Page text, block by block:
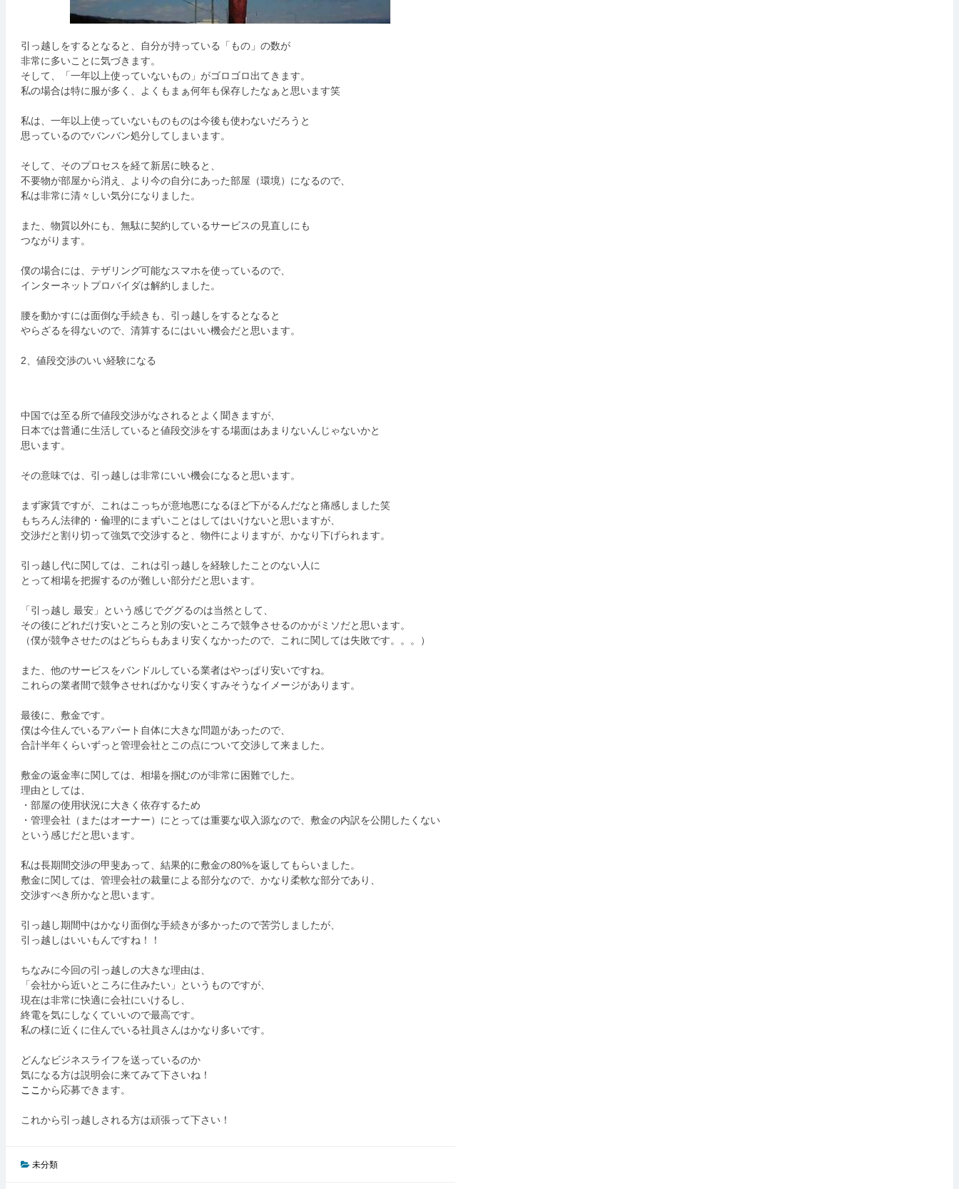
引っ越しをするとなると、自分が持っている「もの」の数が
非常に多いことに気づきます。
そして、「一年以上使っていないもの」がゴロゴロ出てきます。
私の場合は特に服が多く、よくもまぁ何年も保存したなぁと思います笑
私は、一年以上使っていないものものは今後も使わないだろうと
思っているのでバンバン処分してしまいます。
そして、そのプロセスを経て新居に映ると、
不要物が部屋から消え、より今の自分にあった部屋（環境）になるので、
私は非常に清々しい気分になりました。
また、物質以外にも、無駄に契約しているサービスの見直しにも
つながります。
僕の場合には、テザリング可能なスマホを使っているので、
インターネットプロバイダは解約しました。
腰を動かすには面倒な手続きも、引っ越しをするとなると
やらざるを得ないので、清算するにはいい機会だと思います。
2、値段交渉のいい経験になる
中国では至る所で値段交渉がなされるとよく聞きますが、
日本では普通に生活していると値段交渉をする場面はあまりないんじゃないかと
思います。
その意味では、引っ越しは非常にいい機会になると思います。
まず家賃ですが、これはこっちが意地悪になるほど下がるんだなと痛感しました笑
もちろん法律的・倫理的にまずいことはしてはいけないと思いますが、
交渉だと割り切って強気で交渉すると、物件によりますが、かなり下げられます。
引っ越し代に関しては、これは引っ越しを経験したことのない人に
とって相場を把握するのが難しい部分だと思います。
「引っ越し 最安」という感じでググるのは当然として、
その後にどれだけ安いところと別の安いところで競争させるのかがミソだと思います。
（僕が競争させたのはどちらもあまり安くなかったので、これに関しては失敗です。。。）
また、他のサービスをバンドルしている業者はやっぱり安いですね。
これらの業者間で競争させればかなり安くすみそうなイメージがあります。
最後に、敷金です。
僕は今住んでいるアパート自体に大きな問題があったので、
合計半年くらいずっと管理会社とこの点について交渉して来ました。
敷金の返金率に関しては、相場を掴むのが非常に困難でした。
理由としては、
・部屋の使用状況に大きく依存するため
・管理会社（またはオーナー）にとっては重要な収入源なので、敷金の内訳を公開したくない
という感じだと思います。
私は長期間交渉の甲斐あって、結果的に敷金の80%を返してもらいました。
敷金に関しては、管理会社の裁量による部分なので、かなり柔軟な部分であり、
交渉すべき所かなと思います。
引っ越し期間中はかなり面倒な手続きが多かったので苦労しましたが、
引っ越しはいいもんですね！！
ちなみに今回の引っ越しの大きな理由は、
「会社から近いところに住みたい」というものですが、
現在は非常に快適に会社にいけるし、
終電を気にしなくていいので最高です。
私の様に近くに住んでいる社員さんはかなり多いです。
どんなビジネスライフを送っているのか
気になる方は説明会に来てみて下さいね！
ここ から応募できます。
これから引っ越しされる方は頑張って下さい！
未分類